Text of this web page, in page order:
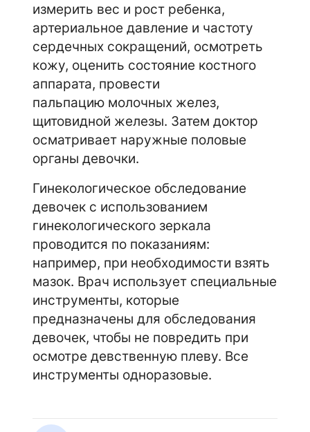
измерить вес и рост ребенка,
артериальное давление и частоту
сердечных сокращений, осмотреть
кожу, оценить состояние костного
аппарата, провести
пальпацию молочных желез,
щитовидной железы. Затем доктор
осматривает наружные половые
органы девочки.
Гинекологическое обследование
девочек с использованием
гинекологического зеркала
проводится по показаниям:
например, при необходимости взять
мазок. Врач использует специальные
инструменты, которые
предназначены для обследования
девочек, чтобы не повредить при
осмотре девственную плеву. Все
инструменты одноразовые.